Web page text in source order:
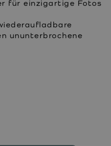
für einzigartige Fotos
ununterbrochene